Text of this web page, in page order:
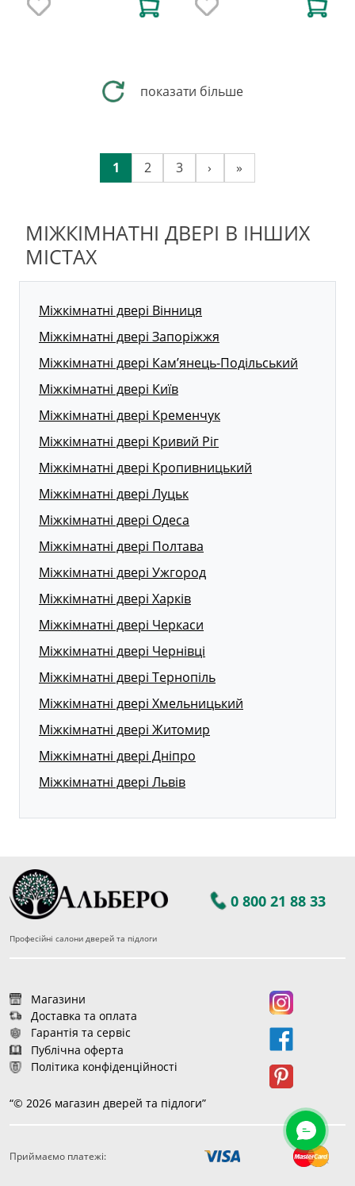
178
показати більше
1 2 3 › »
МІЖКІМНАТНІ ДВЕРІ В ІНШИХ
МІСТАХ
Міжкімнатні двері Вінниця
Міжкімнатні двері Запоріжжя
Міжкімнатні двері Кам’янець-Подільський
Міжкімнатні двері Київ
Міжкімнатні двері Кременчук
Міжкімнатні двері Кривий Ріг
Міжкімнатні двері Кропивницький
Міжкімнатні двері Луцьк
Міжкімнатні двері Одеса
Міжкімнатні двері Полтава
Міжкімнатні двері Ужгород
Міжкімнатні двері Харків
Міжкімнатні двері Черкаси
Міжкімнатні двері Чернівці
Міжкімнатні двері Тернопіль
Міжкімнатні двері Хмельницький
Міжкімнатні двері Житомир
Міжкімнатні двері Дніпро
Міжкімнатні двері Львів
0 800 21 88 33
Професійні салони дверей та підлоги
Магазини
Доставка та оплата
Гарантія та сервіс
Публічна оферта
Політика конфіденційності
“© 2026 магазин дверей та підлоги”
Приймаємо платежі: